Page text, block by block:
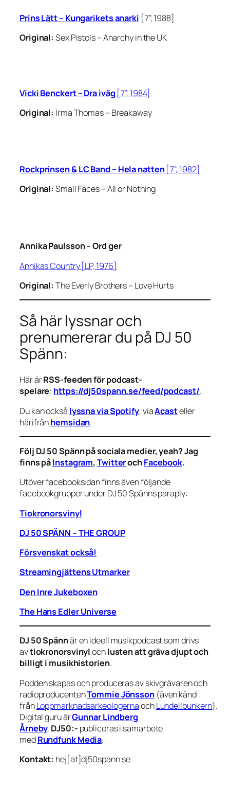
Prins Lätt – Kungarikets anarki [7”, 1988]
Original: Sex Pistols –Anarchy in the UK
Vicki Benckert –Dra iväg [7”, 1984]
Original: Irma Thomas – Breakaway
Rockprinsen & LC Band – Hela natten[7”, 1982]
Original: Small Faces –All or Nothing
Annika Paulsson –Ord ger
Annikas Country[LP, 1976]
Original: The Everly Brothers – Love Hurts
Så här lyssnar och
prenumererar du på DJ 50
Spänn:
Här ärRSS-feeden för podcast-
spelare: https://dj50spann.se/feed/podcast/.
Du kan också lyssna via Spotify, viaAcasteller
härifrånhemsidan.
Följ DJ 50 Spänn på sociala medier, yeah? Jag
finns påInstagram,TwitterochFacebook.
Utöver facebooksidan finns även följande
facebookgrupper under DJ 50 Spänns paraply:
Tiokronorsvinyl
DJ 50 SPÄNN – THE GROUP
Försvenskat också!
Streamingjättens Utmarker
Den Inre Jukeboxen
The Hans Edler Universe
DJ 50 Spännär en ideell musikpodcast som drivs
avtiokronorsvinylochlusten att gräva djupt och
billigt i musikhistorien.
Podden skapas och produceras av skivgrävaren och
radioproducentenTommie Jönsson(även känd
frånLoppmarknadsarkeologernaochLundellbunkern).
Digital guru ärGunnar Lindberg
Årneby. DJ50:- publiceras i samarbete
medRundfunk Media.
Kontakt: hej[at]dj50spann.se